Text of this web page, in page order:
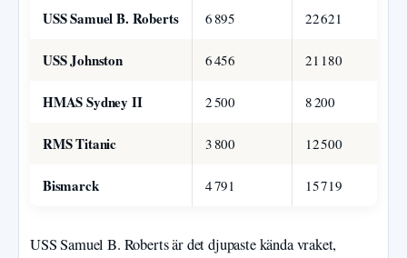
USS Samuel B. Roberts 6 895 22 621
USS Johnston 6 456 21 180
HMAS Sydney II 2 500 8 200
RMS Titanic 3 800 12 500
Bismarck 4 791 15 719
USS Samuel B. Roberts är det djupaste kända vraket,